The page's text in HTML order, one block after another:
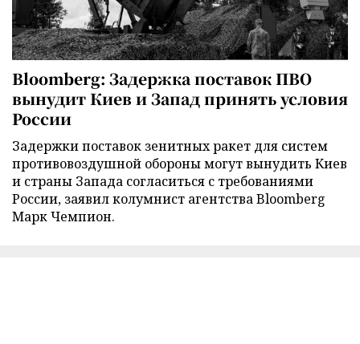
Bloomberg: Задержка поставок ПВО
вынудит Киев и Запад принять условия
России
Задержки поставок зенитных ракет для систем
противовоздушной обороны могут вынудить Киев
и страны Запада согласиться с требованиями
России, заявил колумнист агентства Bloomberg
Марк Чемпион.